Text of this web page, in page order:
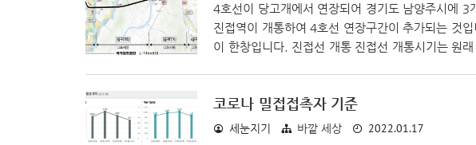
4호선이 당고개에서 연장되어 경기도 남양주시에 3
진접역이 개통하여 4호선 연장구간이 추가되는 것
이 한창입니다. 진접선 개통 진접선 개통시기는 원
문제, 진접선 유치선 건설 문제 (운행하지 않는 심야
멀어서 발생한 문제), 인허가로 인한 문제 (원래
코로나 밀접접촉자 기준
세눈지기 바깥 세상 2022.01.17